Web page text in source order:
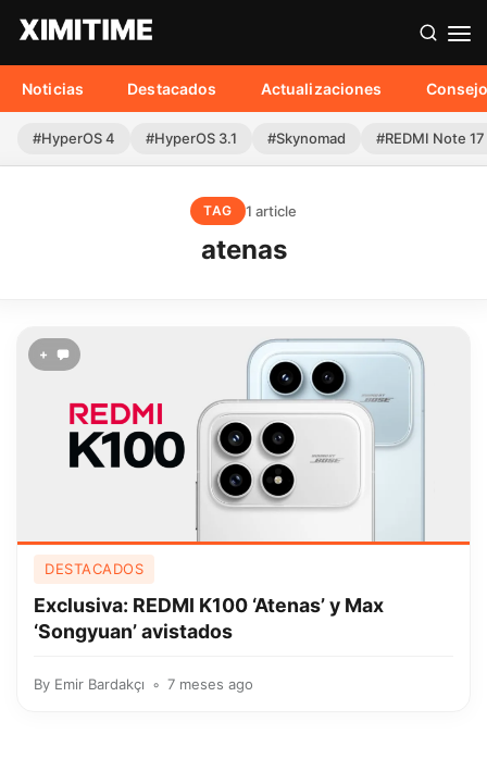
Noticias Destacados Actualizaciones
#HyperOS 4 #HyperOS 3.1 #Skynomad #REDMI Note
TAG 1 article
atenas
+
DESTACADOS
Exclusiva: REDMI K100 ‘Atenas’ y Max
‘Songyuan’ avistados
By Emir Bardakçı 7 meses ago